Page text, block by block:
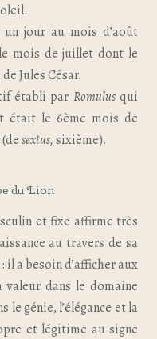
un jour au mois d’août
mois de juillet dont le
Jules César.
établi par Romulusqui
était le 6ème mois de
(desextus,sixième).
du Lion
et fixe affirme très
au travers de sa
a besoin d’afficher aux
dans le domaine
le génie, l’élégance et la
et légitime au signe